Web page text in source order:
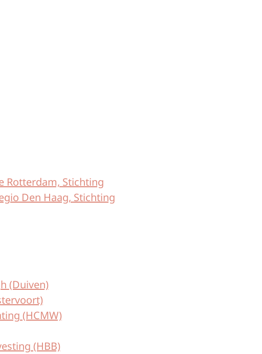
Rotterdam, Stichting
Den Haag, Stichting
(Duiven)
(HCMW)
(HBB)